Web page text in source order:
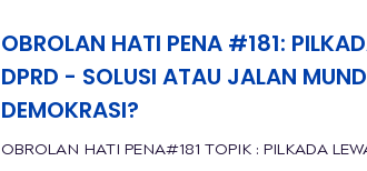
OBROLAN HATI PENA #181:
DPRD - SOLUSI ATAU JALAN
DEMOKRASI?
OBROLAN HATI PENA#181 TOPIK : PILKADA